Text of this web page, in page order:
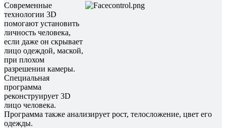
Современные
технологии 3D
помогают установить
личность человека,
если даже он скрывает
лицо одеждой, маской,
при плохом
разрешении камеры.
Специальная
программа
реконструирует 3D
лицо человека.
Программа также анализирует рост, телосложение, цвет его
одежды.